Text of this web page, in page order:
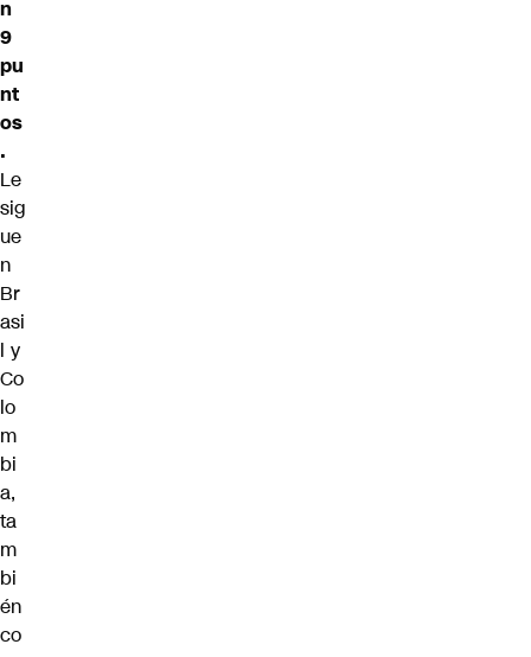
n
9
pu
nt
os
.
Le
sig
ue
n
Br
asi
l y
Co
lo
m
bi
a,
ta
m
bi
én
co